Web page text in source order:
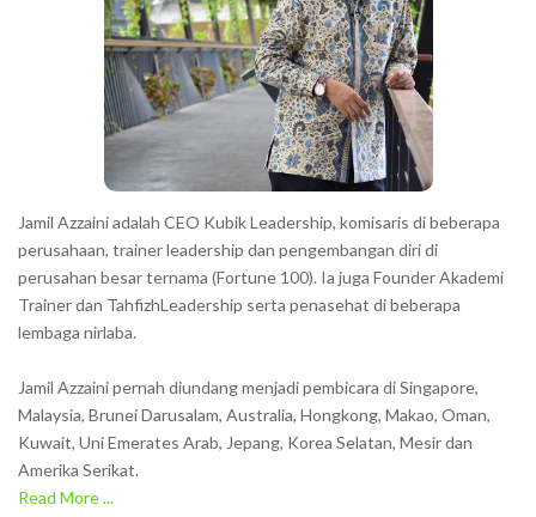
Jamil Azzaini adalah CEO Kubik Leadership, komisaris di beberapa
perusahaan, trainer leadership dan pengembangan diri di
perusahan besar ternama (Fortune 100). Ia juga Founder Akademi
Trainer dan TahfizhLeadership serta penasehat di beberapa
lembaga nirlaba.
Jamil Azzaini pernah diundang menjadi pembicara di Singapore,
Malaysia, Brunei Darusalam, Australia, Hongkong, Makao, Oman,
Kuwait, Uni Emerates Arab, Jepang, Korea Selatan, Mesir dan
Amerika Serikat.
Read More ...